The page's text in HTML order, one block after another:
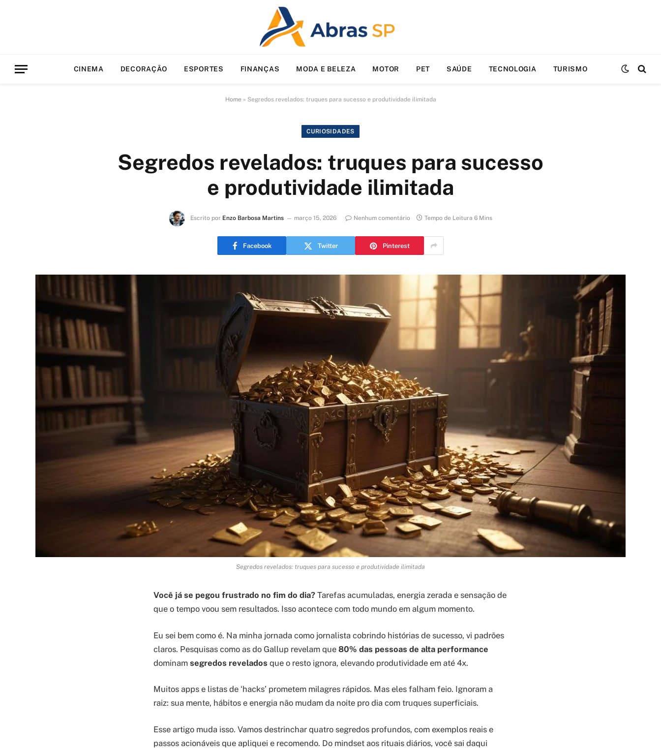
CINEMA DECORAÇÃO ESPORTES FINANÇAS MODA E BELEZA MOTOR PET SAÚDE TECNOLOGIA TURISMO
Home » Segredos revelados: truques para sucesso e produtividade ilimitada
CURIOSIDADES
Segredos revelados: truques para sucesso
e produtividade ilimitada
Escrito por Enzo Barbosa Martins março 15, 2026 Nenhum comentário Tempo de Leitura 6 Mins
Facebook Twitter Pinterest
Segredos revelados: truques para sucesso e produtividade ilimitada
Você já se pegou frustrado no fim do dia? Tarefas acumuladas, energia zerada e sensação de
que o tempo voou sem resultados. Isso acontece com todo mundo em algum momento.
Eu sei bem como é. Na minha jornada como jornalista cobrindo histórias de sucesso, vi padrões
claros. Pesquisas como as do Gallup revelam que 80% das pessoas de alta performance
dominam segredos revelados que o resto ignora, elevando produtividade em até 4x.
Muitos apps e listas de ‘hacks’ prometem milagres rápidos. Mas eles falham feio. Ignoram a
raiz: sua mente, hábitos e energia não mudam da noite pro dia com truques superficiais.
Esse artigo muda isso. Vamos destrinchar quatro segredos profundos, com exemplos reais e
passos acionáveis que apliquei e recomendo. Do mindset aos rituais diários, você sai daqui